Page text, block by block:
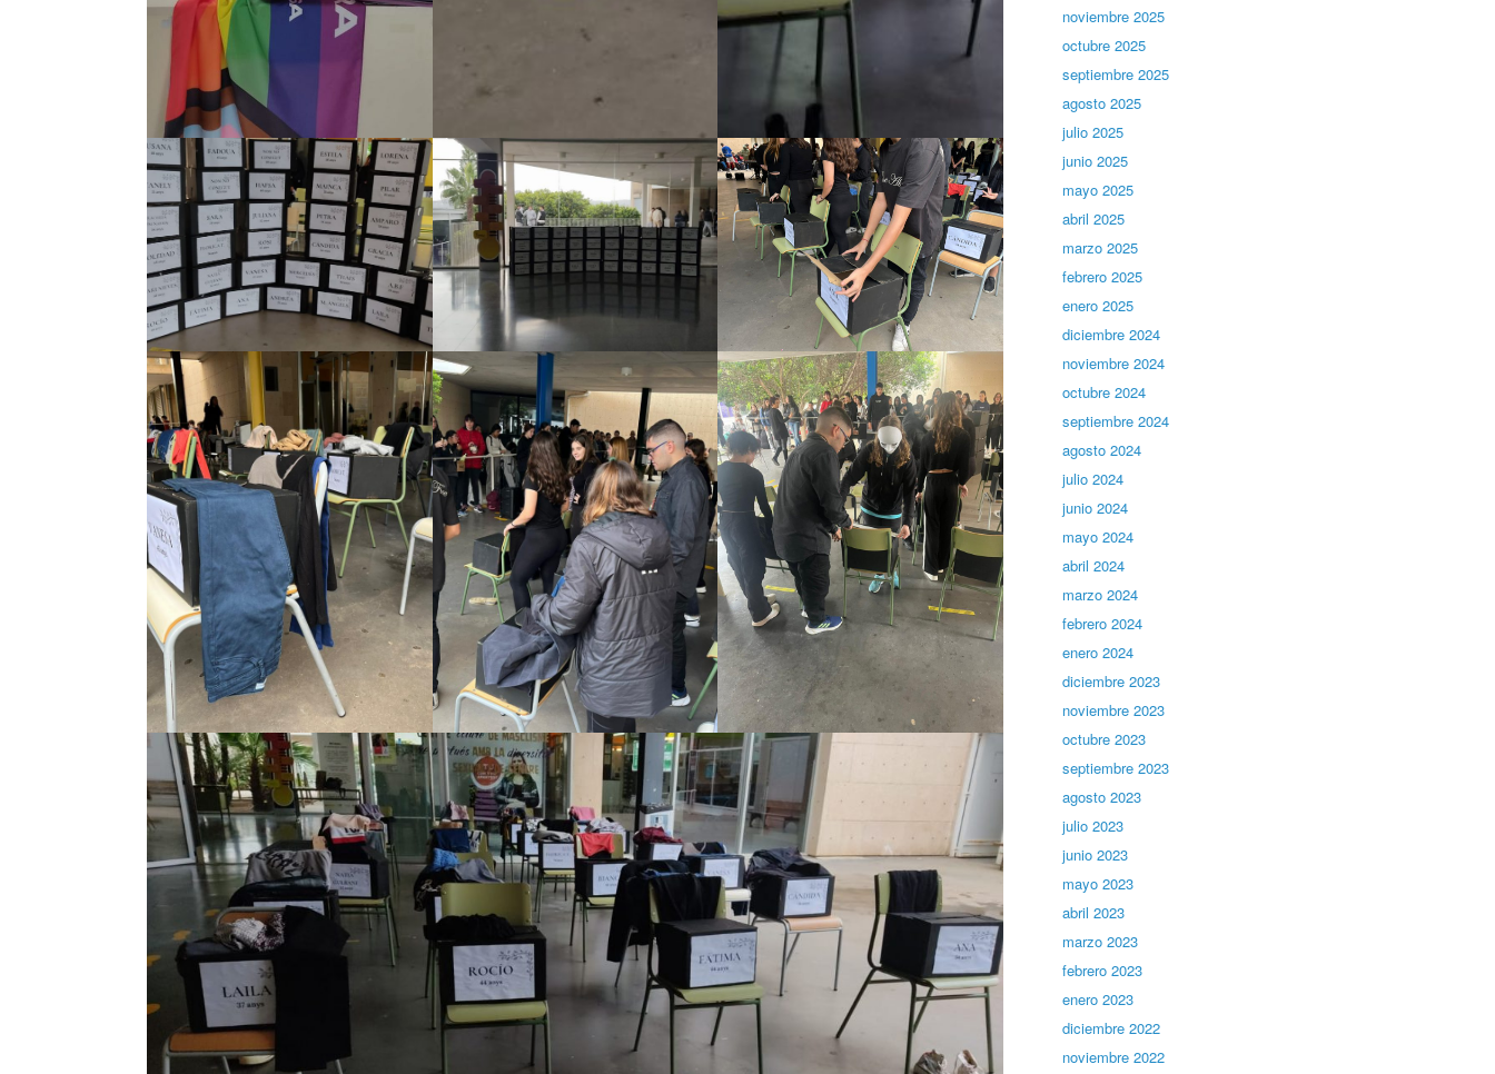
noviembre 2025
octubre 2025
septiembre 2025
agosto 2025
julio 2025
junio 2025
mayo 2025
abril 2025
marzo 2025
febrero 2025
enero 2025
diciembre 2024
noviembre 2024
octubre 2024
septiembre 2024
agosto 2024
julio 2024
junio 2024
mayo 2024
abril 2024
marzo 2024
febrero 2024
enero 2024
diciembre 2023
noviembre 2023
octubre 2023
septiembre 2023
agosto 2023
julio 2023
junio 2023
mayo 2023
abril 2023
marzo 2023
febrero 2023
enero 2023
diciembre 2022
noviembre 2022